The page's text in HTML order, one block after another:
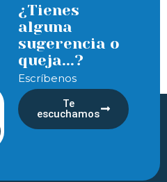
¿Tienes
alguna
sugerencia o
queja...?
Escríbenos
Te
escuchamos